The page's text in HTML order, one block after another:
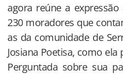
agora reúne a
230 moradores que
as da comunidade de
Josiana Poetisa, como
Perguntada sobre sua